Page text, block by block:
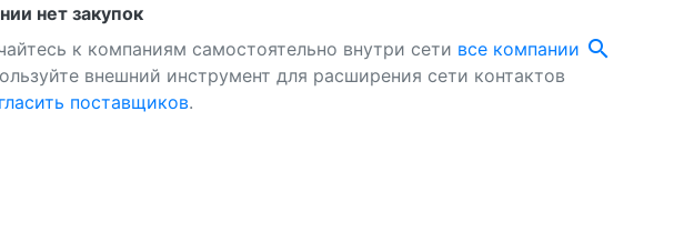
нет закупок
к компаниям самостоятельно внутри сети все компании search
внешний инструмент для расширения сети контактов
поставщиков.